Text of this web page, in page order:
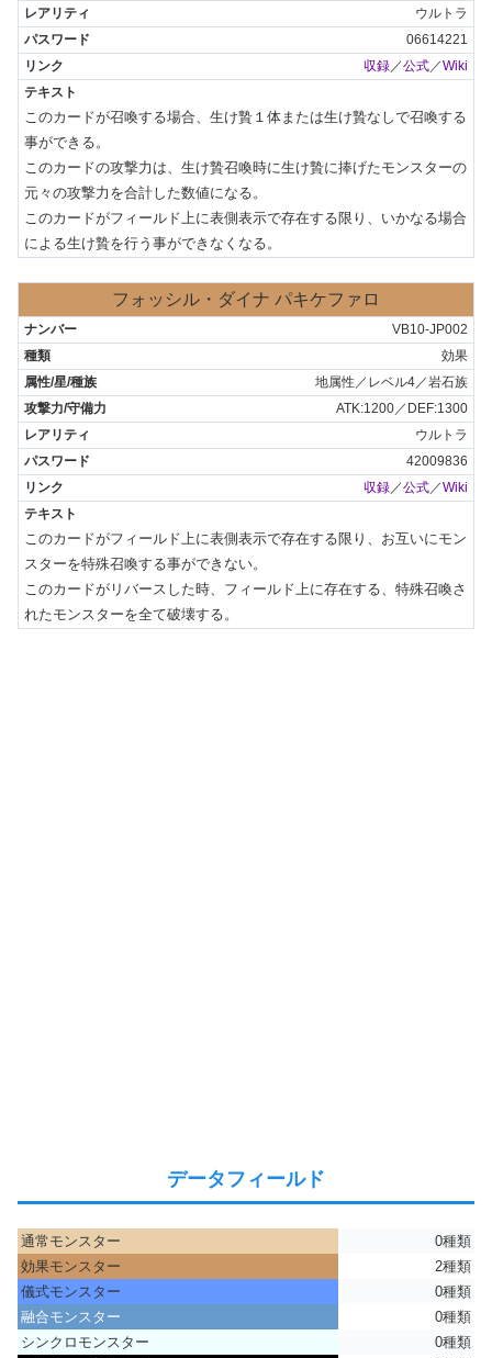
ウルトラ
06614221
収録 ／公式 ／Wiki
このカードが召喚する場合、生け贄１体または生け贄なしで召喚する
事ができる。
このカードの攻撃力は、生け贄召喚時に生け贄に捧げたモンスターの
元々の攻撃力を合計した数値になる。
このカードがフィールド上に表側表示で存在する限り、いかなる場合
による生け贄を行う事ができなくなる。
フォッシル・ダイナ パキケファロ
VB10-JP002
効果
地属性／レベル4／岩石族
ATK:1200／DEF:1300
ウルトラ
42009836
収録／公式／Wiki
このカードがフィールド上に表側表示で存在する限り、お互いにモン
スターを特殊召喚する事ができない。
このカードがリバースした時、フィールド上に存在する、特殊召喚さ
れたモンスターを全て破壊する。
データフィールド
通常モンスター
0種類
効果モンスター
2種類
儀式モンスター
0種類
融合モンスター
0種類
シンクロモンスター
0種類